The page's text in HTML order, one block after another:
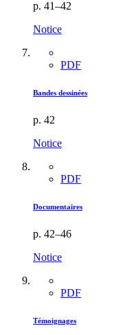
p. 41–42
Notice
PDF
Bandes dessinées
p. 42
Notice
PDF
Documentaires
p. 42–46
Notice
PDF
Témoignages